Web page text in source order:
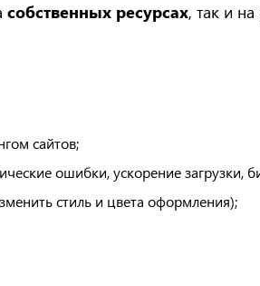
собственных ресурсах, так и
сайтов;
ошибки, ускорение загрузки,
стиль и цвета оформления);